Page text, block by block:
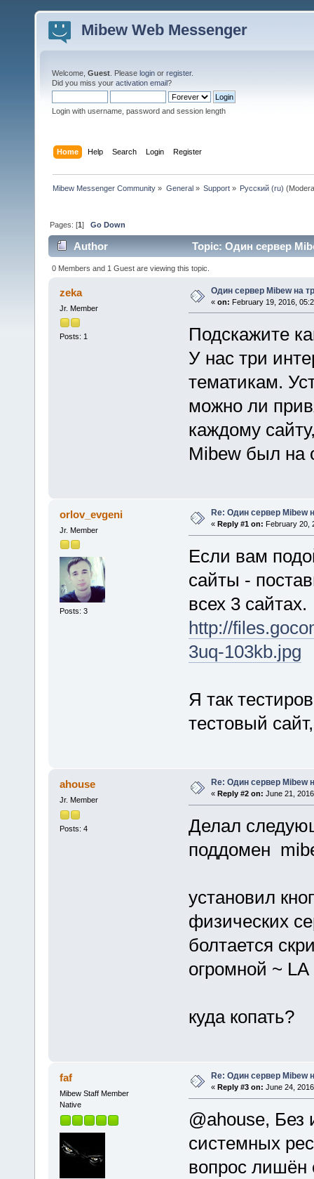
Mibew Web Messenger
Welcome, Guest . Please login or register.
Did you miss your activation email?
Login with username, password and session length
Home Help Search Login Register
Mibew Messenger Community » General» Support» Русский (ru)
Pages: [1]Go Down
Author Topic: Один сервер
0 Members and 1 Guest are viewing this topic.
zeka
Jr. Member
Posts: 1
Один сервер Mibew на
« on: February 19, 2016,
Подскажите
У нас три
тематикам.
можно ли
каждому
Mibew был на
orlov_evgeni
Jr. Member
Posts: 3
Re: Один сервер Mibew
« Reply #1 on: February 20,
Если вам
сайты -
всех 3 сайтах.
http://
3uq-103kb.jpg
Я так
тестовый
ahouse
Jr. Member
Posts: 4
Re: Один сервер Mibew
« Reply #2 on: June 21,
Делал
поддомен
установил
физических
болтается
огромной ~
куда копать?
faf
Mibew Staff Member
Native
Re: Один сервер Mibew
« Reply #3 on: June 24,
@ahouse,
системных
вопрос лишён